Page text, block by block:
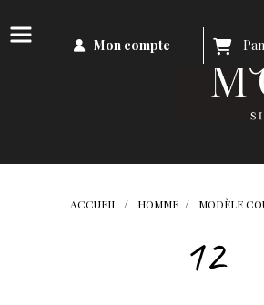
Mon compte
ACCUEIL HOMME MODÈLE
12